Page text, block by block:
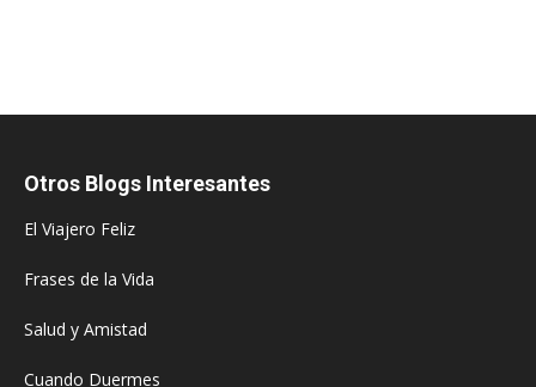
Otros Blogs Interesantes
El Viajero Feliz
Frases de la Vida
Salud y Amistad
Cuando Duermes